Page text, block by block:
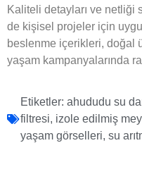
Kaliteli detayları ve netliği
de kişisel projeler için
beslenme içerikleri, doğal
yaşam kampanyalarında
Etiketler: ahududu su
filtresi, izole edilmiş
yaşam görselleri, su